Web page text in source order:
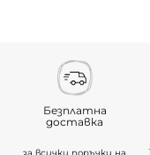
Безплатна
доставка
за всички поръчки на